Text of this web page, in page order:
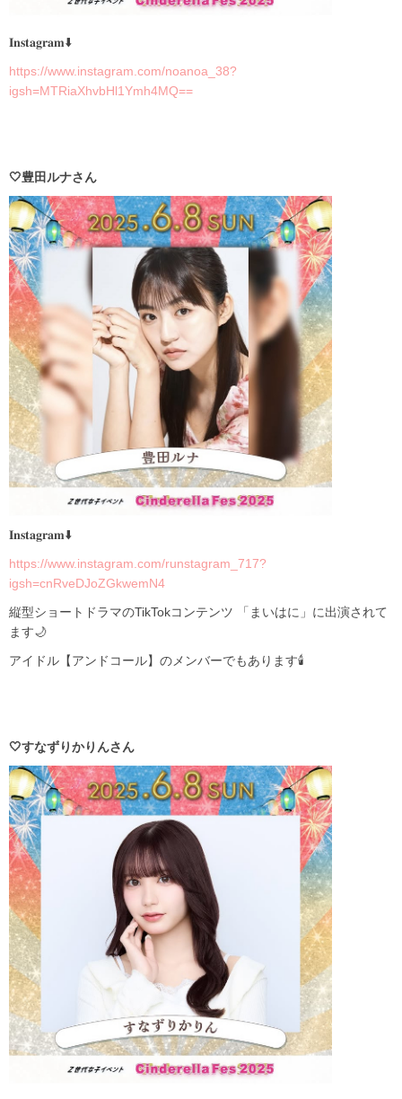
𝐈𝐧𝐬𝐭𝐚𝐠𝐫𝐚𝐦⬇️
https://www.instagram.com/noanoa_38?
igsh=MTRiaXhvbHl1Ymh4MQ==
🤍豊田ルナさん
𝐈𝐧𝐬𝐭𝐚𝐠𝐫𝐚𝐦⬇️
https://www.instagram.com/runstagram_717?
igsh=cnRveDJoZGkwemN4
縦型ショートドラマのTikTokコンテンツ 「まいはに」に出演されて
ます🌙
アイドル【アンドコール】のメンバーでもあります🕯
🤍すなずりかりんさん